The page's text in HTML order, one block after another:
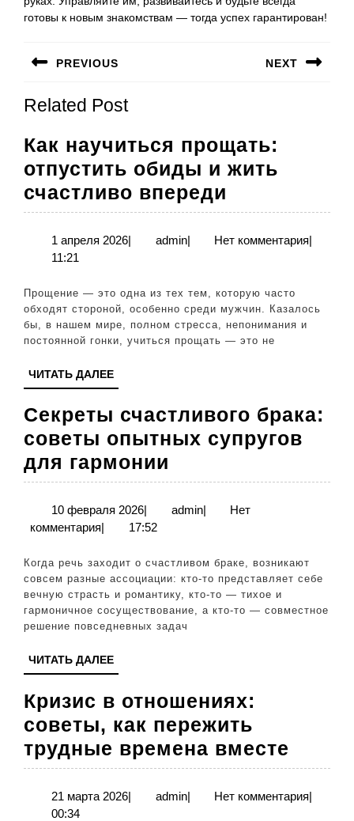
готовы к новым знакомствам — тогда успех гарантирован!
по
записям
PREVIOUS
запись:
NEXT
Related Post
Как научиться прощать:
отпустить обиды и жить
счастливо впереди
научиться
прощать:
обиды
и
жить
1 апреля 20261| adminadmin
| Нет комментария|
11:21
Прощение — это одна из тех тем, которую часто
обходят стороной, особенно среди мужчин. Казалось
бы, в нашем мире, полном стресса, непонимания и
постоянной гонки, учиться прощать — это не
ЧИТАТЬ ДАЛЕЕЧИТАТЬ
ДАЛЕЕ
Секреты счастливого брака:
советы опытных супругов
для гармонии
счастливого
брака:
опытных
супругов
для
гармонии
10 февраля 202610
февраля
| adminadmin
|
Нет
комментария| 17:52
Когда речь заходит о счастливом браке, возникают
совсем разные ассоциации: кто-то представляет себе
вечную страсть и романтику, кто-то — тихое и
гармоничное сосуществование, а кто-то — совместное
решение повседневных задач
ЧИТАТЬ ДАЛЕЕЧИТАТЬ
ДАЛЕЕ
Кризис в отношениях:
советы, как пережить
трудные времена вместе
в
21 марта 202621
| adminadmin
| Нет комментария|
00:34